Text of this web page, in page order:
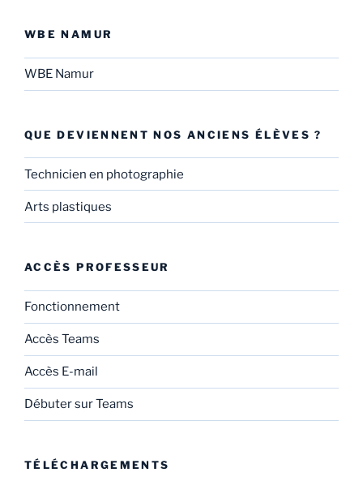
WBE NAMUR
WBE Namur
QUE DEVIENNENT NOS ANCIENS ÉLÈVES ?
Technicien en photographie
Arts plastiques
ACCÈS PROFESSEUR
Fonctionnement
Accès Teams
Accès E-mail
Débuter sur Teams
TÉLÉCHARGEMENTS